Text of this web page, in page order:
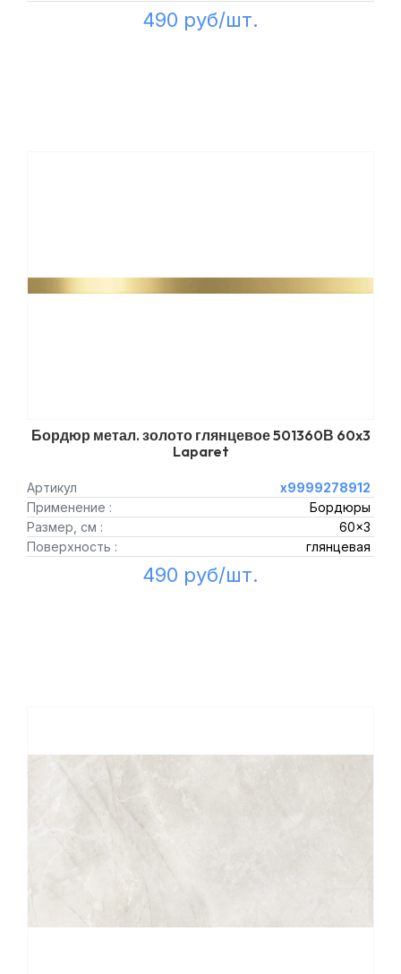
490 руб/шт.
Бордюр метал. золото глянцевое 501360В 60x3
Laparet
Артикул
х9999278912
Применение :
Бордюры
Размер, см :
60x3
Поверхность :
глянцевая
490 руб/шт.